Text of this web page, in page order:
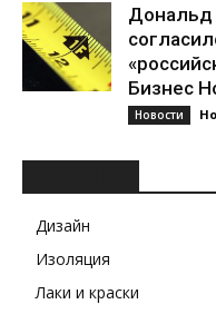
Бизнес
Новости
Дизайн
Изоляция
Лаки и краски